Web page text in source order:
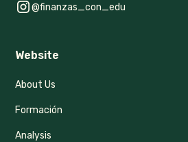
@finanzas_con_edu
Website
About Us
Formación
Analysis